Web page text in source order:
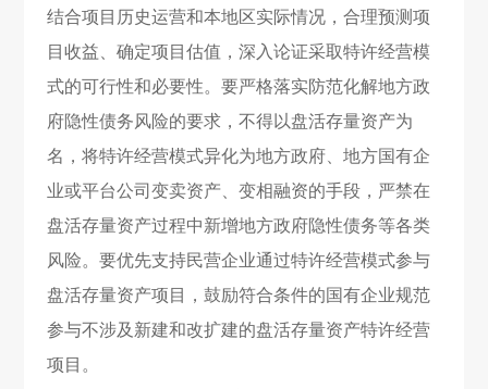
结合项目历史运营和本地区实际情况，合理预测项
目收益、确定项目估值，深入论证采取特许经营模
式的可行性和必要性。要严格落实防范化解地方政
府隐性债务风险的要求，不得以盘活存量资产为
名，将特许经营模式异化为地方政府、地方国有企
业或平台公司变卖资产、变相融资的手段，严禁在
盘活存量资产过程中新增地方政府隐性债务等各类
风险。要优先支持民营企业通过特许经营模式参与
盘活存量资产项目，鼓励符合条件的国有企业规范
参与不涉及新建和改扩建的盘活存量资产特许经营
项目。